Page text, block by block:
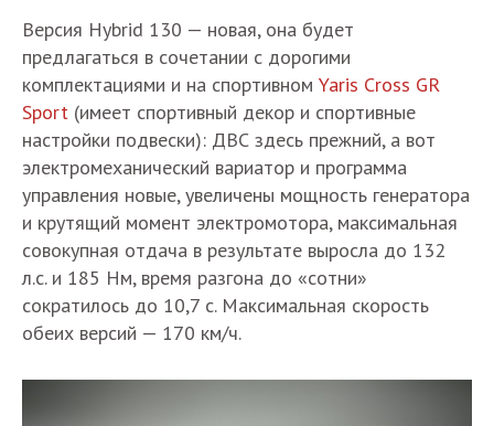
Версия Hybrid 130 — новая, она будет
предлагаться в сочетании с дорогими
комплектациями и на спортивном Yaris Cross GR
Sport (имеет спортивный декор и спортивные
настройки подвески): ДВС здесь прежний, а вот
электромеханический вариатор и программа
управления новые, увеличены мощность генератора
и крутящий момент электромотора, максимальная
совокупная отдача в результате выросла до 132
л.с. и 185 Нм, время разгона до «сотни»
сократилось до 10,7 с. Максимальная скорость
обеих версий — 170 км/ч.